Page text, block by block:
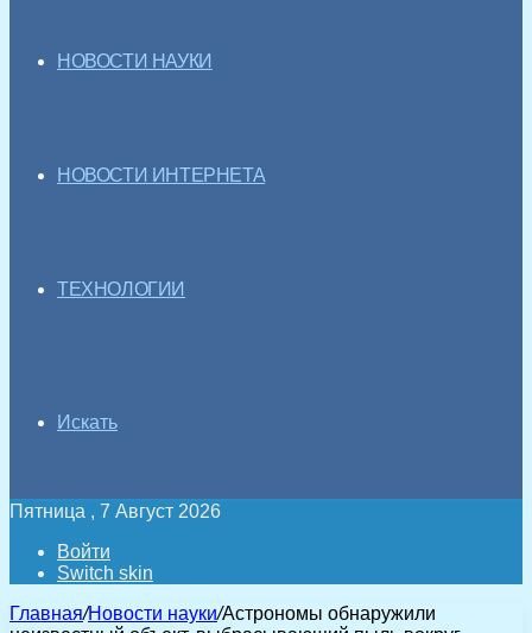
НОВОСТИ НАУКИ
НОВОСТИ ИНТЕРНЕТА
ТЕХНОЛОГИИ
Искать
Пятница , 7 Август 2026
Войти
Switch skin
Главная/Новости науки/Астрономы обнаружили